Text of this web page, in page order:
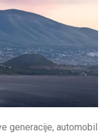
generacije, automobil